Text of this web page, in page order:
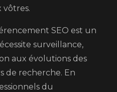
vôtres.
SEO est un
surveillance,
aux évolutions des
de recherche. En
du